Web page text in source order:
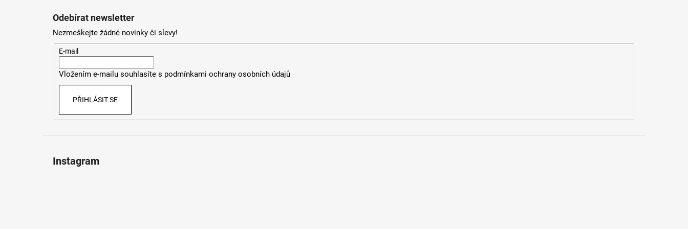
Odebírat newsletter
Nezmeškejte žádné novinky či slevy!
E-mail
Vložením e-mailu souhlasíte s podmínkami ochrany osobních údajů
PŘIHLÁSIT SE
Instagram